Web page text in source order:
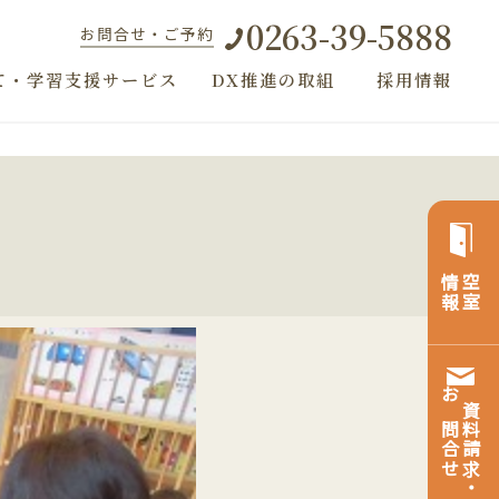
お問合せ・ご予約 0263-39-5888
・学習支援サービス DX推進の取組 採用情報
空室
情報
資料請求・
お問合せ